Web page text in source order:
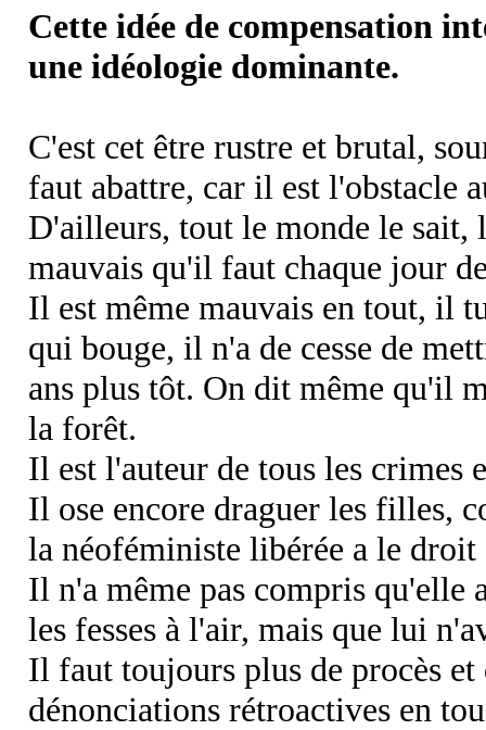
Cette idée de compensation
une idéologie dominante.
C'est cet être rustre et brutal,
faut abattre, car il est l'obstacle
D'ailleurs, tout le monde le sait,
mauvais qu'il faut chaque jour
Il est même mauvais en tout, il
qui bouge, il n'a de cesse de
ans plus tôt. On dit même qu'il
la forêt.
Il est l'auteur de tous les crimes
Il ose encore draguer les filles,
la néoféministe libérée a le
Il n'a même pas compris qu'elle
les fesses à l'air, mais que lui
Il faut toujours plus de procès et
dénonciations rétroactives en